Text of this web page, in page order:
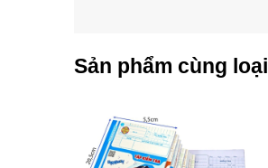
Sản phẩm cùng loại